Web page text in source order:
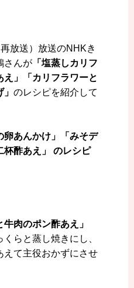
放送）放送のNHKき
さんが 「塩蒸しカリフ
え」「カリフラワーと
のレシピを紹介して
卵あんかけ」「みそデ
杯酢あえ」 のレシピ
牛肉のポン酢あえ」
らと蒸し焼きにし、
えて主役おかずにさせ